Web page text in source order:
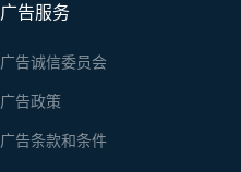
广告服务
广告诚信委员会
广告政策
广告条款和条件